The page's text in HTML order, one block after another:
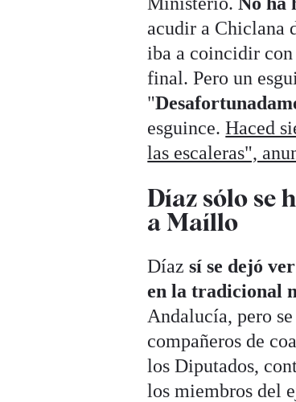
acudir a Chiclana
iba a coincidir con
final. Pero un
"
esguince.Haced
las escaleras",
Díaz sólo se
a Maíllo
Díazsí se dejó
en la tradicional
Andalucía, pero
compañeros de
los Diputados,
los miembros del